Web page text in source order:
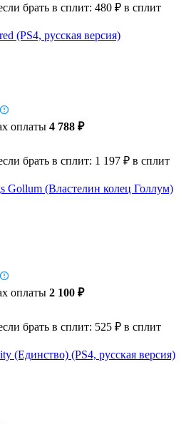
брать в сплит: 480 ₽ в сплит
(PS4, русская версия)
оплаты 4 788 ₽
брать в сплит: 1 197 ₽ в сплит
Gollum (Властелин колец Голлум)
оплаты 2 100 ₽
брать в сплит: 525 ₽ в сплит
(Единство) (PS4, русская версия)